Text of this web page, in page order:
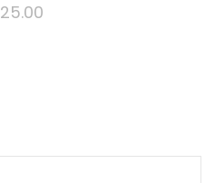
25.00